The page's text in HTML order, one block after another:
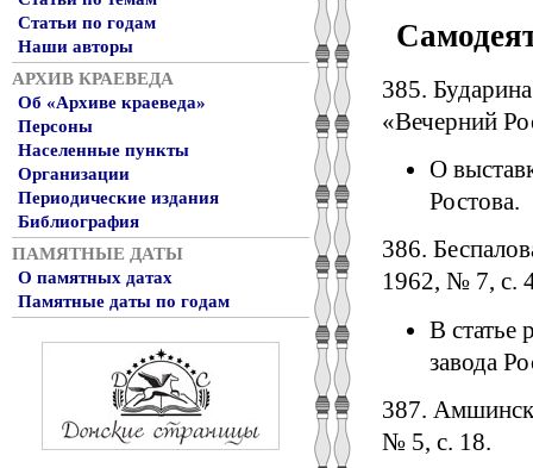
Статьи по годам
Наши авторы
АРХИВ КРАЕВЕДА
Об «Архиве краеведа»
Персоны
Населенные пункты
Организации
Периодические издания
Библиография
ПАМЯТНЫЕ ДАТЫ
О памятных датах
Памятные даты по годам
385.
«Вечерний
О
Ростова.
386.
1962, № 7, с.
В статье
завода
387.
№ 5, с. 18.